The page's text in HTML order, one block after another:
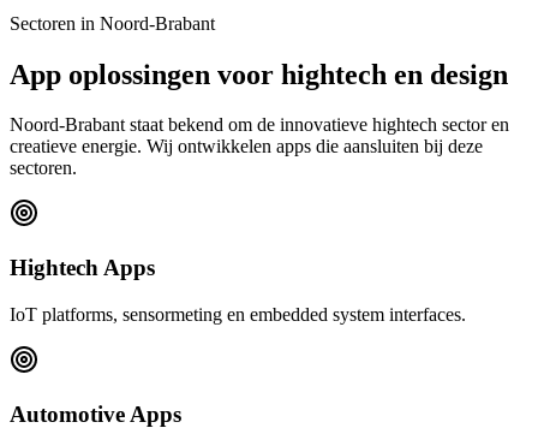
Sectoren in Noord-Brabant
App oplossingen voor hightech en design
Noord-Brabant staat bekend om de innovatieve hightech sector en
creatieve energie. Wij ontwikkelen apps die aansluiten bij deze
sectoren.
Hightech Apps
IoT platforms, sensormeting en embedded system interfaces.
Automotive Apps